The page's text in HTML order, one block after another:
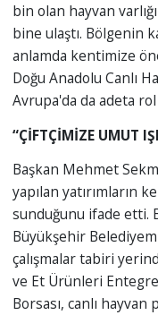
bin olan hayvan
bine ulaştı. Bölgenin
anlamda kentimize
Doğu Anadolu Canlı
Avrupa'da da adeta
“ÇİFTÇİMİZE UMUT
Başkan Mehmet
yapılan yatırımların
sunduğunu ifade etti.
Büyükşehir
çalışmalar tabiri
ve Et Ürünleri
Borsası, canlı